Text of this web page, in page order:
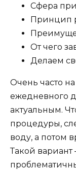
Сфера
Принцип
От чего
Делаем
Очень часто
ежедневного
актуальным.
процедуры,
воду, а потом
Такой